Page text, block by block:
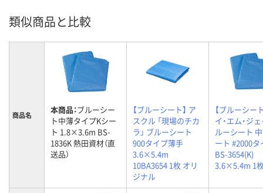
類似商品と比較
商品名 本商品：ブルーシー
ト中薄タイプKシー
ト 1.8×3.6m BS-
1836K 熱田資材（直
送品）
【ブルーシート】 ア
スクル 「現場のチカ
ラ」 ブルーシート
900タイプ薄手
3.6×5.4m
10BA3654 1枚 オリ
ジナル
【ブルーシー
イ・エム・ジ
ルーシート
ート #2000タ
BS-3654(K)
3.6×5.4m 1